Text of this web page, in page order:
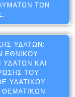
ΤΩΝ
ΥΔΆΤΩΝ:
ΕΘΝΙΚΟΎ
ΚΑΙ
ΤΟΥ
ΥΔΑΤΙΚΟΎ